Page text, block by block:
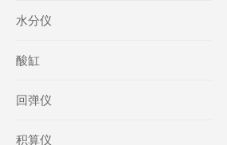
水分仪
酸缸
回弹仪
积算仪